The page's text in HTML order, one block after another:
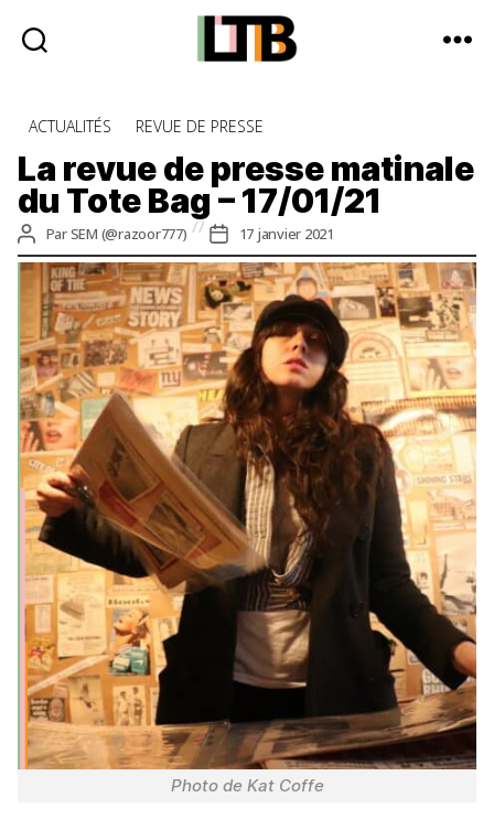
Bag
-
Média
d'information
quotidienne
Catégories
ACTUALITÉS REVUE DE PRESSE
La revue de presse matinale
du Tote Bag – 17/01/21
Auteur
de
l’article
ParSEM (@razoor777)
Date
de
l’article
17 janvier 2021
Photo de Kat Coffe